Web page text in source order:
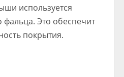
используется
фальца. Это обеспечит
покрытия.